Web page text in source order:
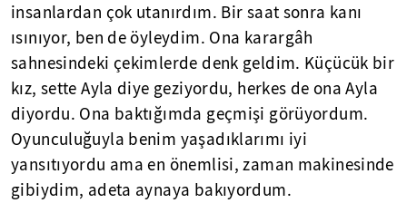
insanlardan çok utanırdım. Bir saat sonra kanı
ısınıyor, ben de öyleydim. Ona karargâh
sahnesindeki çekimlerde denk geldim. Küçücük bir
kız, sette Ayla diye geziyordu, herkes de ona Ayla
diyordu. Ona baktığımda geçmişi görüyordum.
Oyunculuğuyla benim yaşadıklarımı iyi
yansıtıyordu ama en önemlisi, zaman makinesinde
gibiydim, adeta aynaya bakıyordum.